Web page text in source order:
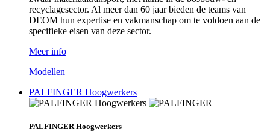
recyclagesector. Al meer dan 60 jaar bieden de teams van
DEOM hun expertise en vakmanschap om te voldoen aan de
specifieke eisen van deze sector.
Meer info
Modellen
PALFINGER Hoogwerkers
PALFINGER Hoogwerkers